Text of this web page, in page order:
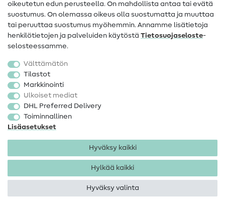
FAQ
Peruutusoikeus
Suosittu
Kankaat
Ompelutarvikkeet
Ale
oikeutetun edun perusteella. On mahdollista antaa tai evätä
suostumus. On olemassa oikeus olla suostumatta ja muuttaa
tai peruuttaa suostumus myöhemmin. Annamme lisätietoja
henkilötietojen ja palveluiden käytöstä Tietosuojaseloste-
selosteessamme.
Välttämätön
Tilastot
Markkinointi
Ulkoiset mediat
DHL Preferred Delivery
Toiminnallinen
Lisäasetukset
Hyväksy kaikki
Hylkää kaikki
Hyväksy valinta
Tietosuoja
Käyttöehdot
Peruutusoikeus
Tekijänoikeus 2026 SewIY GmbH